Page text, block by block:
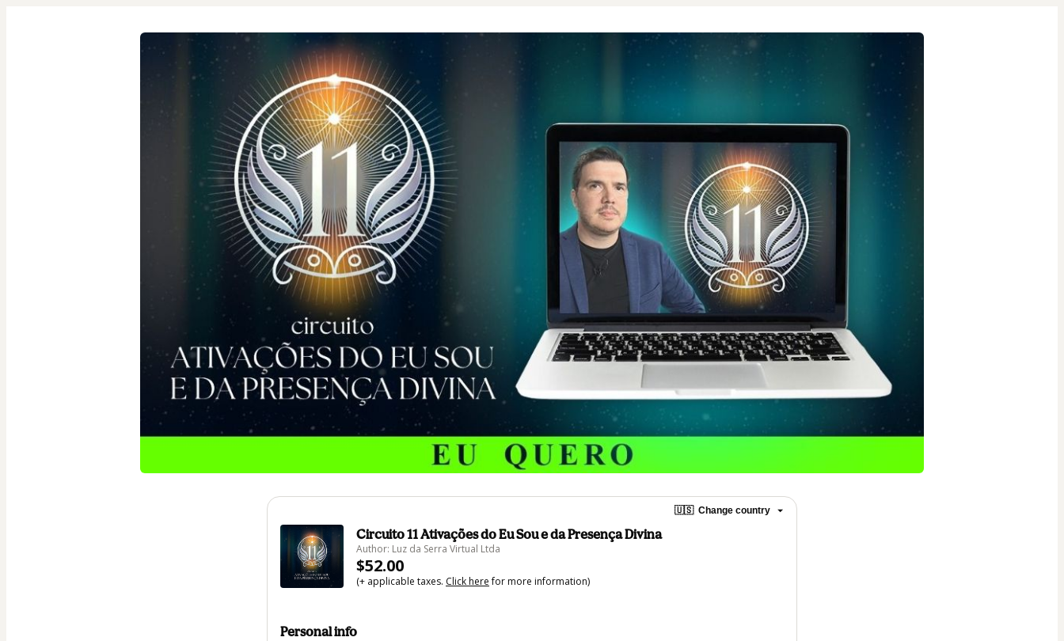
🇺🇸 Change country
Circuito 11 Ativações do Eu Sou e da Presença Divina
Author: Luz da Serra Virtual Ltda
$52.00
(+ applicable taxes. Click herefor more information)
Personal info